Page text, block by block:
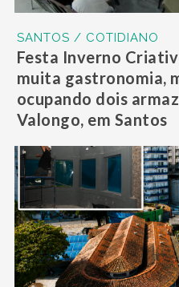
SANTOS / COTIDIANO
Festa Inverno
muita gastronomia,
ocupando dois
Valongo, em Santos